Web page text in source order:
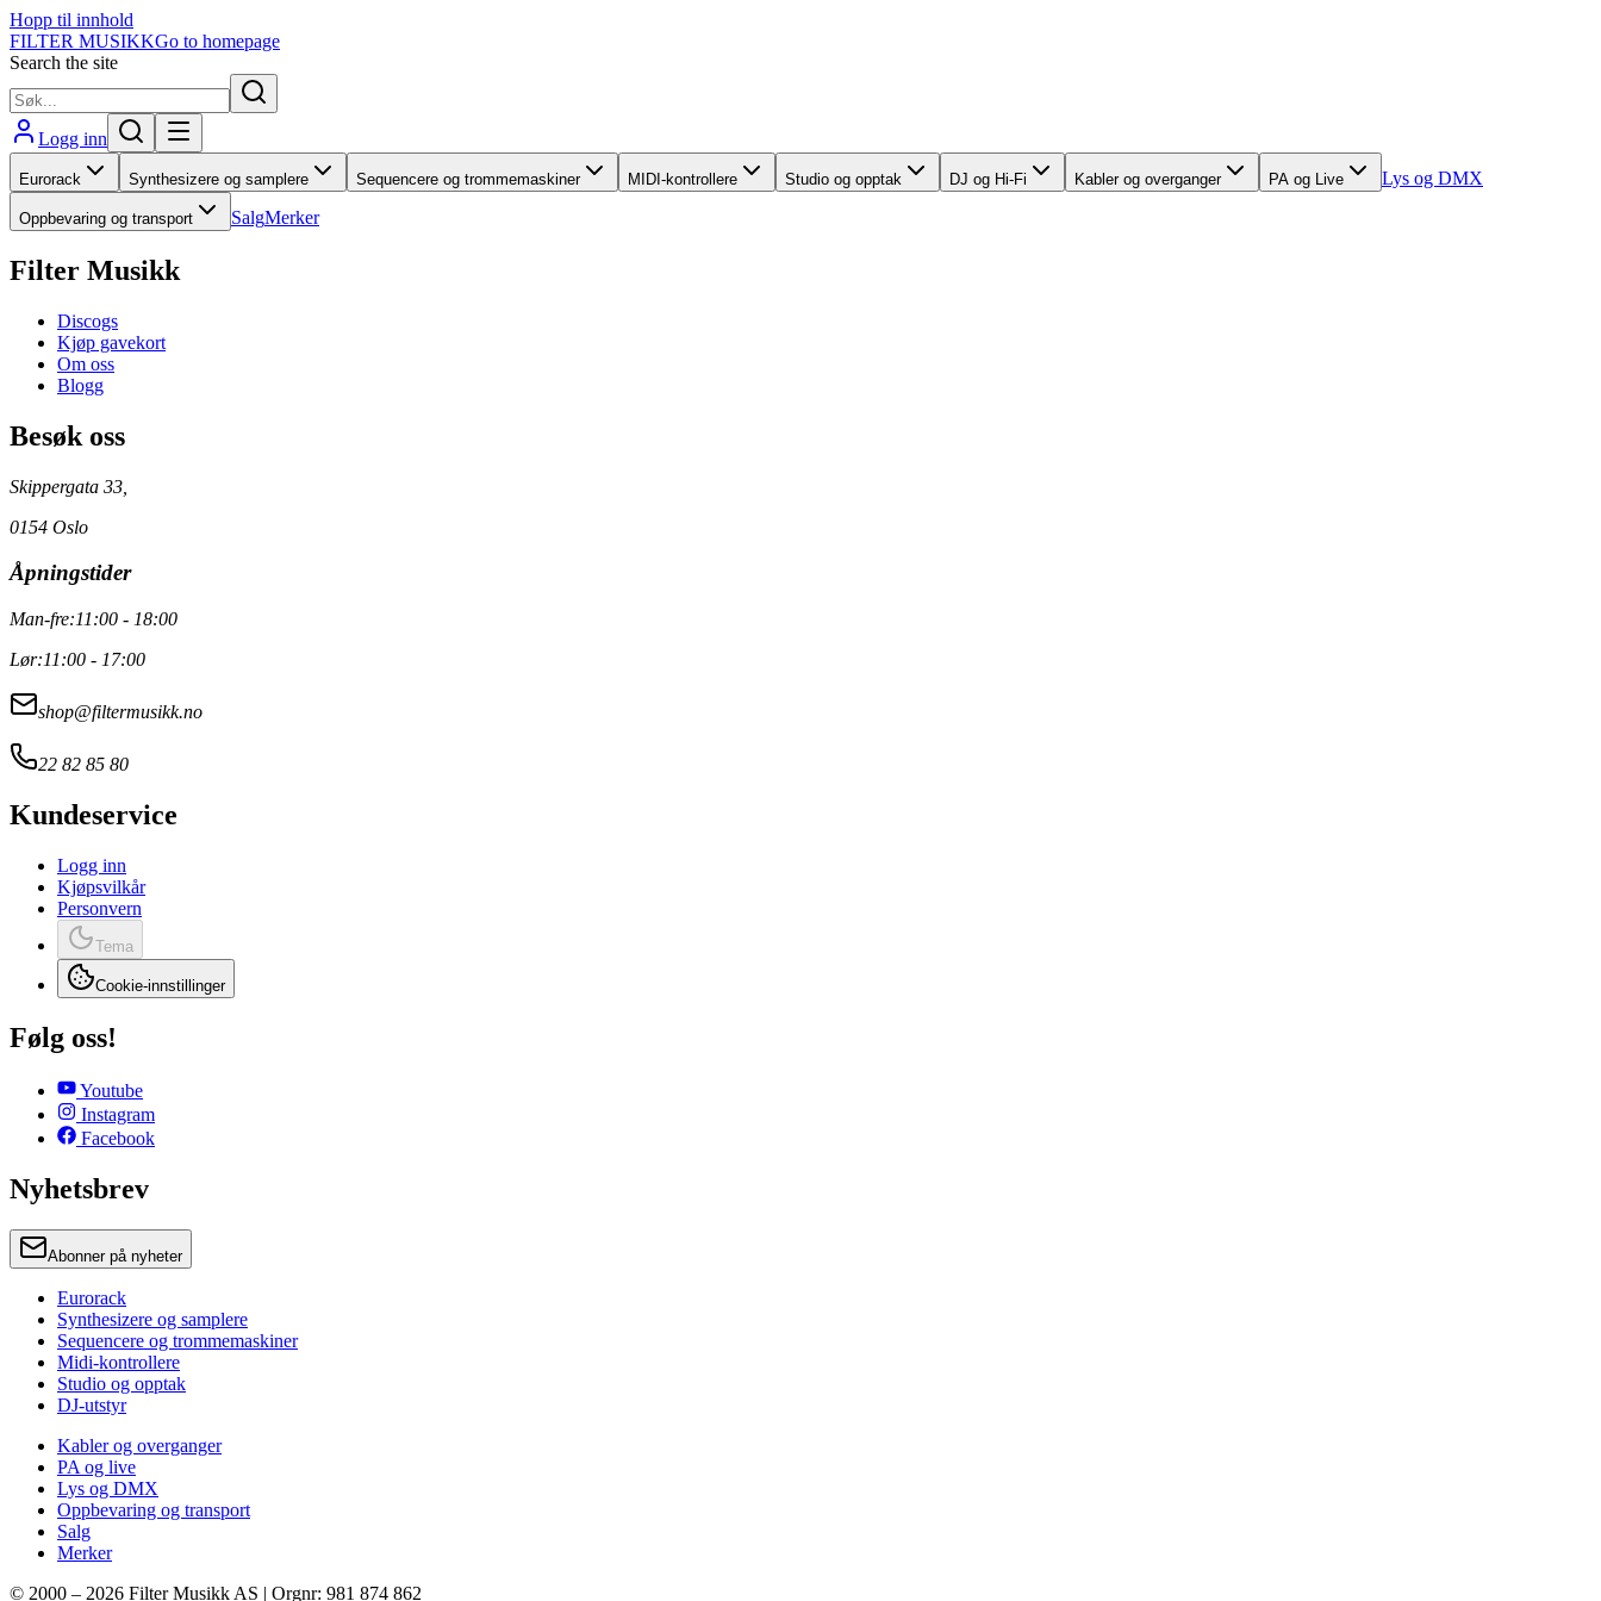
Hopp til innhold
FILTER MUSIKKGo to homepage
Search the site
Logg inn
Eurorack Synthesizere og samplere Sequencere og trommemaskiner MIDI-kontrollere Studio og opptak DJ og Hi-Fi Kabler og overganger PA og Live Lys og DMX
Oppbevaring og transport SalgMerker
Filter Musikk
Discogs
Kjøp gavekort
Om oss
Blogg
Besøk oss
Skippergata 33,
0154 Oslo
Åpningstider
Man-fre:11:00 - 18:00
Lør:11:00 - 17:00
shop@filtermusikk.no
22 82 85 80
Kundeservice
Logg inn
Kjøpsvilkår
Personvern
Tema
Cookie-innstillinger
Følg oss!
Youtube
Instagram
Facebook
Nyhetsbrev
Abonner på nyheter
Eurorack
Synthesizere og samplere
Sequencere og trommemaskiner
Midi-kontrollere
Studio og opptak
DJ-utstyr
Kabler og overganger
PA og live
Lys og DMX
Oppbevaring og transport
Salg
Merker
© 2000 – 2026 Filter Musikk AS | Orgnr: 981 874 862